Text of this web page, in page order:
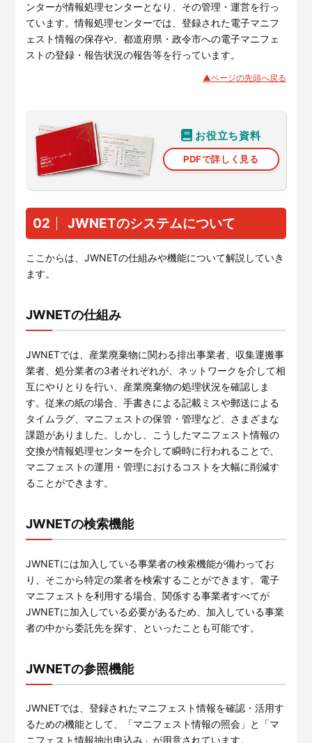
ンターが情報処理センターとなり、その管理・運営を行っ
ています。情報処理センターでは、登録された電子マニフ
ェスト情報の保存や、都道府県・政令市への電子マニフェ
ストの登録・報告状況の報告等を行っています。
▲ページの先頭へ戻る
お役立ち資料
PDFで詳しく見る
02 JWNETのシステムについて
ここからは、JWNETの仕組みや機能について解説していき
ます。
JWNETの仕組み
JWNETでは、産業廃棄物に関わる排出事業者、収集運搬事
業者、処分業者の3者それぞれが、ネットワークを介して相
互にやりとりを行い、産業廃棄物の処理状況を確認しま
す。従来の紙の場合、手書きによる記載ミスや郵送による
タイムラグ、マニフェストの保管・管理など、さまざまな
課題がありました。しかし、こうしたマニフェスト情報の
交換が情報処理センターを介して瞬時に行われることで、
マニフェストの運用・管理におけるコストを大幅に削減す
ることができます。
JWNETの検索機能
JWNETには加入している事業者の検索機能が備わってお
り、そこから特定の業者を検索することができます。電子
マニフェストを利用する場合、関係する事業者すべてが
JWNETに加入している必要があるため、加入している事業
者の中から委託先を探す、といったことも可能です。
JWNETの参照機能
JWNETでは、登録されたマニフェスト情報を確認・活用す
るための機能として、「マニフェスト情報の照会」と「マ
ニフェスト情報抽出申込み」が用意されています。